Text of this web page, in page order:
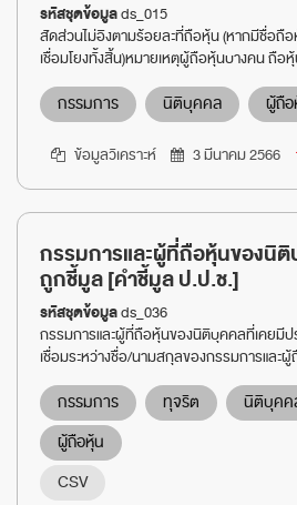
รหัสชุดข้อมูลds_015
สัดส่วนไม่อิงตามร้อยละที่ถือหุ้น (หากมีชื่อถื
เชื่อมโยงทั้งสิ้น)หมายเหตุผู้ถือหุ้นบางคน ถือ
กรรมการ นิติบุคคล ผู้ถื
ข้อมูลวิเคราะห์ 3 มีนาคม 2566
กรรมการและผู้ที่ถือหุ้นของนิ
ถูกชี้มูล [คำชี้มูล ป.ป.ช.]
รหัสชุดข้อมูลds_036
กรรมการและผู้ที่ถือหุ้นของนิติบุคคลที่เคยมี
เชื่อมระหว่างชื่อ/นามสกุลของกรรมการและ
กรรมการ ทุจริต นิติบุคค
ผู้ถือหุ้น
CSV